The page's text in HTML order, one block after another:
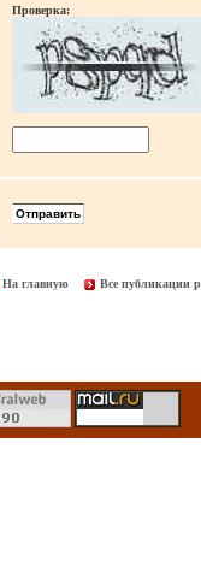
Проверка:
На главную Все публикации